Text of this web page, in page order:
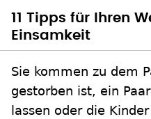
11 Tipps für Ihren
Einsamkeit
Sie kommen zu dem
gestorben ist, ein
lassen oder die